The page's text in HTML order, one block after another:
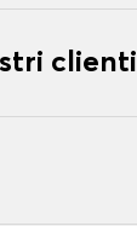
clienti